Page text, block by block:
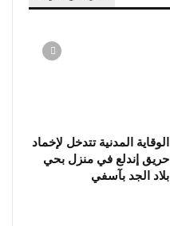
الوقاية المدنية تتدخل لإخماد
حريق إندلع في منزل بحي
بلاد الجد بآسفي